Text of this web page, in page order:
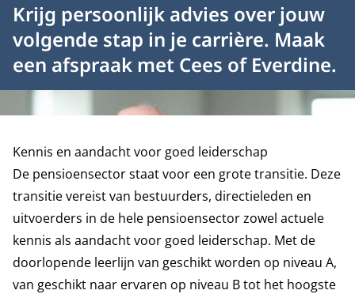
Krijg persoonlijk advies over jouw
volgende stap in je carrière. Maak
een afspraak met Cees of Everdine.
Kennis en aandacht voor goed leiderschap
De pensioensector staat voor een grote transitie. Deze
transitie vereist van bestuurders, directieleden en
uitvoerders in de hele pensioensector zowel actuele
kennis als aandacht voor goed leiderschap. Met de
doorlopende leerlijn van geschikt worden op niveau A,
van geschikt naar ervaren op niveau B tot het hoogste